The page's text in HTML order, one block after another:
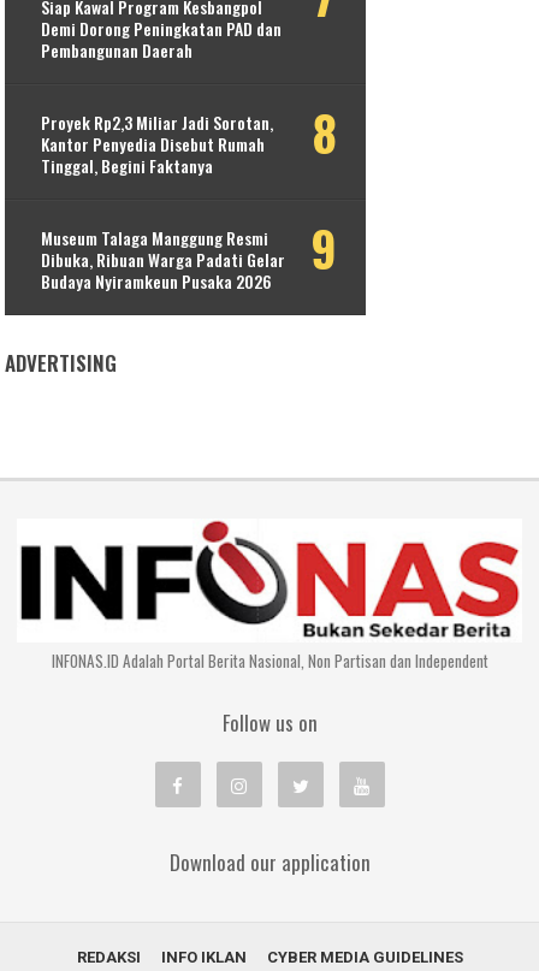
Siap Kawal Program Kesbangpol
Demi Dorong Peningkatan PAD dan
Pembangunan Daerah
Proyek Rp2,3 Miliar Jadi Sorotan,
Kantor Penyedia Disebut Rumah
Tinggal, Begini Faktanya
Museum Talaga Manggung Resmi
Dibuka, Ribuan Warga Padati Gelar
Budaya Nyiramkeun Pusaka 2026
ADVERTISING
INFONAS.ID Adalah Portal Berita Nasional, Non Partisan dan Independent
Follow us on
Download our application
REDAKSI INFO IKLAN
CYBER MEDIA GUIDELINES